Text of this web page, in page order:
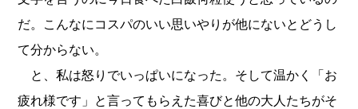
だ。こんなにコスパのいい思いやりが他にないとどうし
て分からない。
と、私は怒りでいっぱいになった。そして温かく「お
疲れ様です」と言ってもらえた喜びと他の大人たちがそ